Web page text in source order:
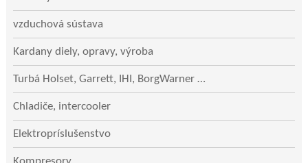
vzduchová sústava
Kardany diely, opravy, výroba
Turbá Holset, Garrett, IHI, BorgWarner …
Chladiče, intercooler
Elektropríslušenstvo